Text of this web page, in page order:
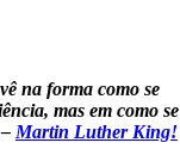
na forma como se
mas em como se
Martin Luther King!